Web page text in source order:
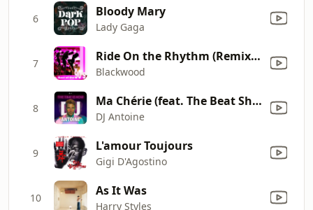
6 Bloody Mary
Lady Gaga
7 Ride On the Rhythm (Remix By Alex Natale)
Blackwood
8 Ma Chérie (feat. The Beat Shakers) [DJ Antoine & Mad Mark 2K12 Radio Edit]
DJ Antoine
9 L'amour Toujours
Gigi D'Agostino
10 As It Was
Harry Styles